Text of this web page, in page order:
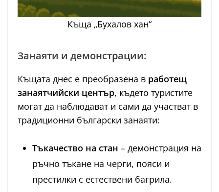
Къща „Бухалов хан“
Занаяти и демонстрации:
Къщата днес е преобразена в работещ
занаятчийски център, където туристите
могат да наблюдават и сами да участват в
традиционни български занаяти:
Тъкачество на стан – демонстрация на
ръчно тъкане на черги, пояси и
престилки с естествени багрила.